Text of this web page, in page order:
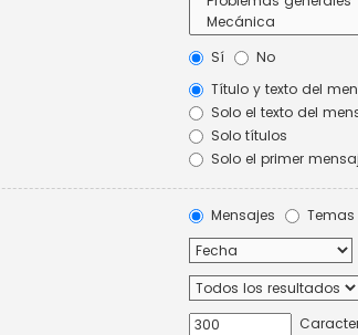
Sí
No
Título y texto del
Solo el texto del
Solo títulos
Solo el primer
Mensajes
Temas